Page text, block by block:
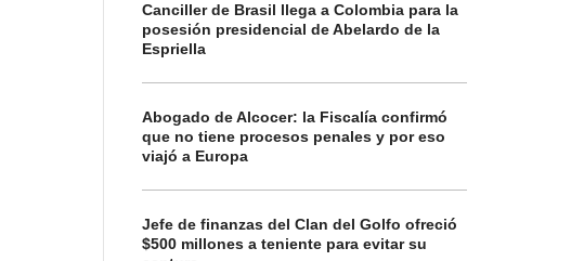
Canciller de Brasil llega a Colombia para la
posesión presidencial de Abelardo de la
Espriella
Abogado de Alcocer: la Fiscalía confirmó
que no tiene procesos penales y por eso
viajó a Europa
Jefe de finanzas del Clan del Golfo ofreció
$500 millones a teniente para evitar su